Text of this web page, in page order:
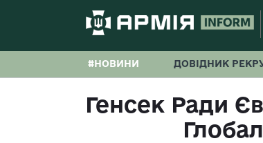
#НОВИНИ ДОВІДНИК
Генсек Ради